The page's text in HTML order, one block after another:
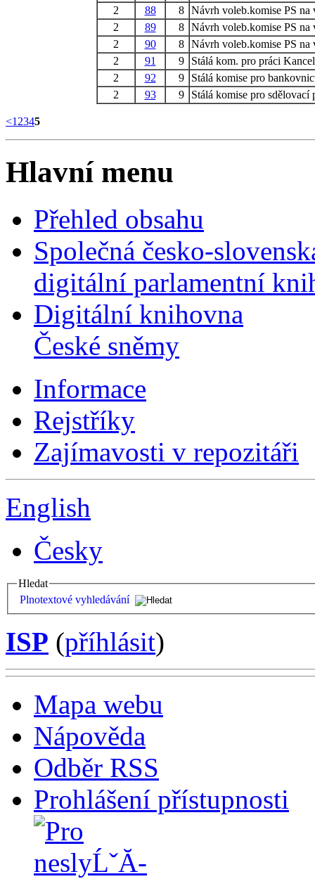
2
88 8 Návrh voleb.komise PS na
2
89 8 Návrh voleb.komise PS na
2
90 8 Návrh voleb.komise PS na
2
91 9
Stálá kom. pro práci
2
92 9
Stálá komise pro
2
93 9 Stálá komise pro sdělovací
<1 2345
Hlavní menu
Přehled obsahu
Společná česko-
digitální parlamentní
Digitální knihovna
České sněmy
Informace
Rejstříky
Zajímavosti v repozitáři
English
Česky
Hledat
Plnotextové vyhledávání
ISP (příhlásit)
Mapa webu
Nápověda
Odběr RSS
Prohlášení přístupnosti